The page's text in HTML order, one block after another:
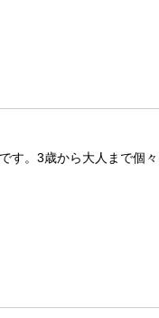
。3歳から大人まで個